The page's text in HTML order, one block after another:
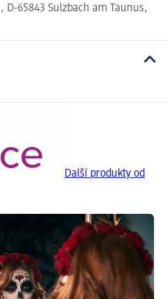
D-65843 Sulzbach am Taunus,
Další produkty od